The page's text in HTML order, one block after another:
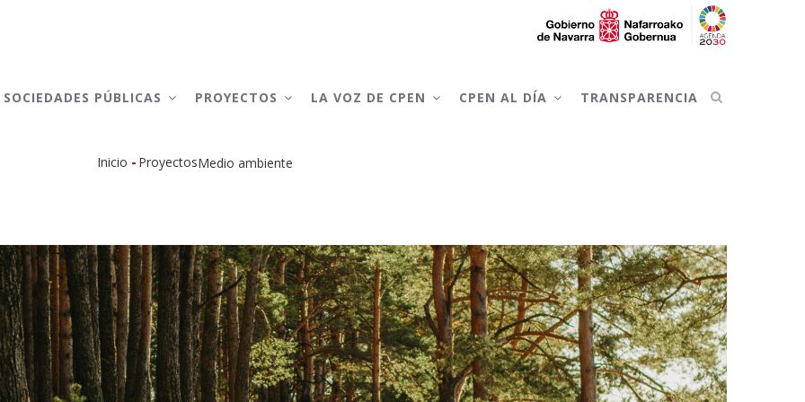
SOCIEDADES PÚBLICAS PROYECTOS LA VOZ DE CPEN CPEN AL DÍA TRANSPARENCIA
de
ayuda
a
la
Inicio - ProyectosMedio ambiente